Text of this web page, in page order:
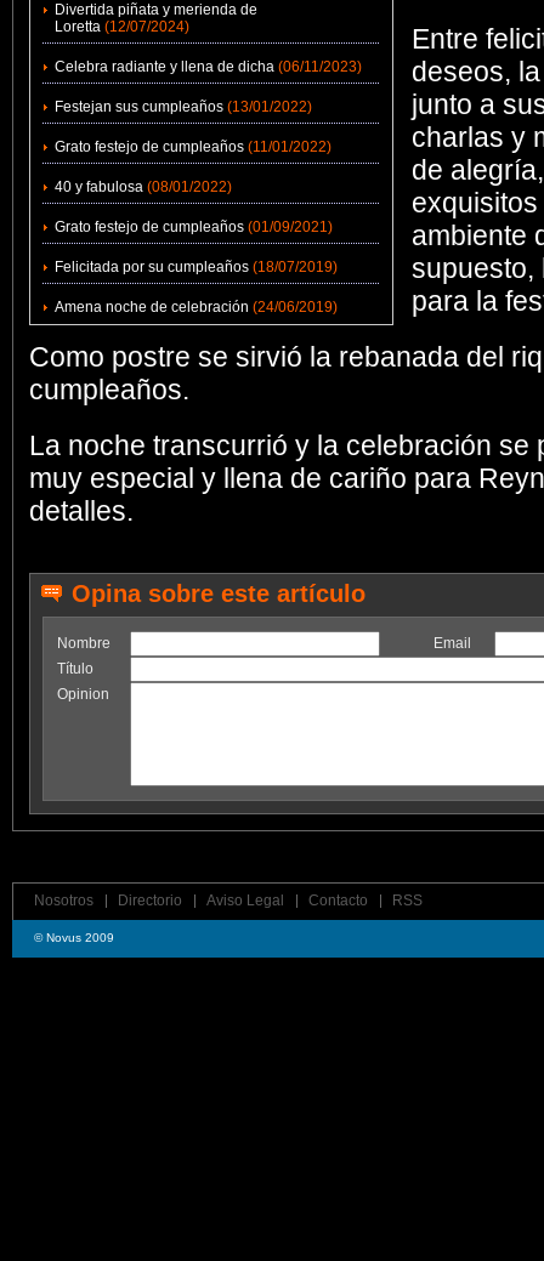
Divertida piñata y merienda de
Loretta (12/07/2024)
Celebra radiante y llena de dicha (06/11/2023)
Festejan sus cumpleaños (13/01/2022)
Grato festejo de cumpleaños (11/01/2022)
40 y fabulosa (08/01/2022)
Grato festejo de cumpleaños (01/09/2021)
Felicitada por su cumpleaños (18/07/2019)
Amena noche de celebración (24/06/2019)
Entre
deseos,
junto a
charlas y
de
ambiente
supuesto,
para la
Como postre se sirvió la rebanada del
cumpleaños.
La noche transcurrió y la celebración se
muy especial y llena de cariño para
detalles.
Opina sobre este artículo
Nombre
Email
Título
Opinion
Nosotros Directorio Aviso Legal Contacto RSS
© Novus 2009